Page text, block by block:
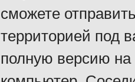
сможете
территорией под
полную версию на